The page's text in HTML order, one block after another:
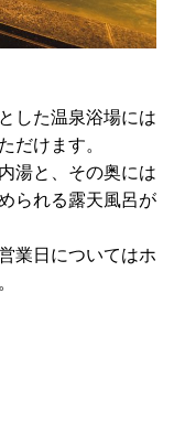
した温泉浴場には
だけます。
湯と、その奥には
られる露天風呂が
業日についてはホ